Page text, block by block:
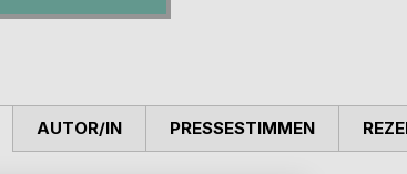
AUTOR/IN PRESSESTIMMEN